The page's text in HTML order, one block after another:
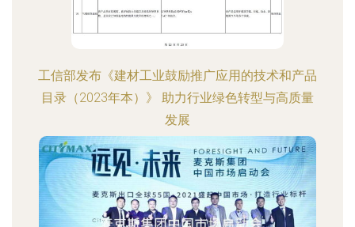
工信部发布《建材工业鼓励推广应用的技术和产品
目录（2023年本）》 助力行业绿色转型与高质量
发展